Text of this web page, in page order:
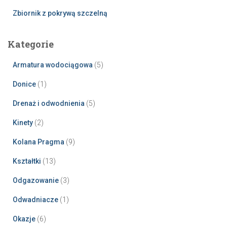
Zbiornik z pokrywą szczelną
Kategorie
Armatura wodociągowa (5)
Donice (1)
Drenaż i odwodnienia (5)
Kinety (2)
Kolana Pragma (9)
Kształtki (13)
Odgazowanie (3)
Odwadniacze (1)
Okazje (6)